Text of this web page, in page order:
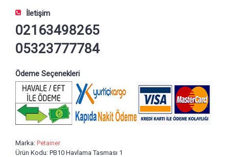
İletişim
02163498265
05323777784
Ödeme Seçenekleri
Marka: Petainer
Ürün Kodu: PB10 Havlama Tasması 1